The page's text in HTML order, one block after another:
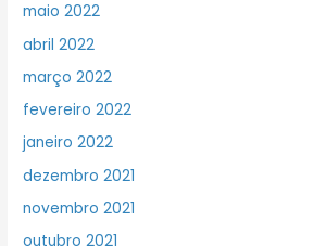
maio 2022
abril 2022
março 2022
fevereiro 2022
janeiro 2022
dezembro 2021
novembro 2021
outubro 2021